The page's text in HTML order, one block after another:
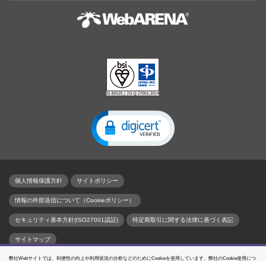
個人情報保護方針 サイトポリシー
情報の外部送信について（Cookieポリシー）
セキュリティ基本方針(ISO27001認証) 特定商取引に関する法律に基づく表記
サイトマップ
弊社Webサイトでは、利便性の向上や利用状況の分析などのためにCookieを使用しています。弊社のCookie使用につ